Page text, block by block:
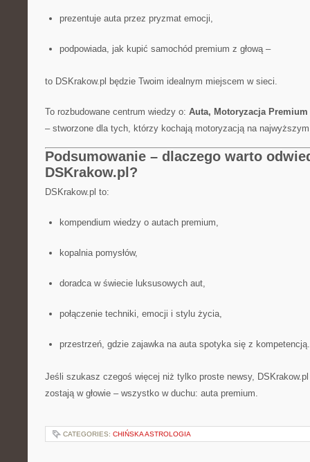
prezentuje auta przez pryzmat emocji,
podpowiada, jak kupić samochód premium z głową –
to DSKrakow.pl będzie Twoim idealnym miejscem w sieci.
To rozbudowane centrum wiedzy o: Auta, Motoryzacja
– stworzone dla tych, którzy kochają motoryzacją na
Podsumowanie – dlaczego warto
DSKrakow.pl?
DSKrakow.pl to:
kompendium wiedzy o autach premium,
kopalnia pomysłów,
doradca w świecie luksusowych aut,
połączenie techniki, emocji i stylu życia,
przestrzeń, gdzie zajawka na auta spotyka się z kompetencją.
Jeśli szukasz czegoś więcej niż tylko proste newsy,
zostają w głowie – wszystko w duchu: auta premium.
CATEGORIES: CHIŃSKA ASTROLOGIA